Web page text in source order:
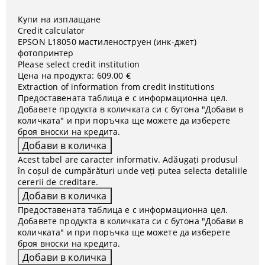
Купи на изплащане
Credit calculator
EPSON L18050 мастиленоструен (инк-джет)
фотопринтер
Please select credit institution
Цена на продукта: 609.00 €
Extraction of information from credit institutions
Предоставената таблица е с информационна цел.
Добавете продукта в количката си с бутона "Добави в
количката" и при поръчка ще можете да изберете
броя вноски на кредита.
Acest tabel are caracter informativ. Adăugați produsul
în coșul de cumpărături unde veți putea selecta detaliile
cererii de creditare.
Предоставената таблица е с информационна цел.
Добавете продукта в количката си с бутона "Добави в
количката" и при поръчка ще можете да изберете
броя вноски на кредита.